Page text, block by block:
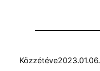
Közzétéve2023.01.06.